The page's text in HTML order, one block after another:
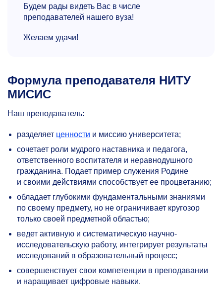
Будем рады видеть Вас в числе
преподавателей нашего вуза!
Желаем удачи!
Формула преподавателя НИТУ
МИСИС
Наш преподаватель:
разделяет ценности и миссию университета;
сочетает роли мудрого наставника и педагога,
ответственного воспитателя и неравнодушного
гражданина. Подает пример служения Родине
и своими действиями способствует ее процветанию;
обладает глубокими фундаментальными знаниями
по своему предмету, но не ограничивает кругозор
только своей предметной областью;
ведет активную и систематическую научно-
исследовательскую работу, интегрирует результаты
исследований в образовательный процесс;
совершенствует свои компетенции в преподавании
и наращивает цифровые навыки.